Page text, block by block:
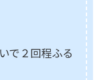
で２回程ふる